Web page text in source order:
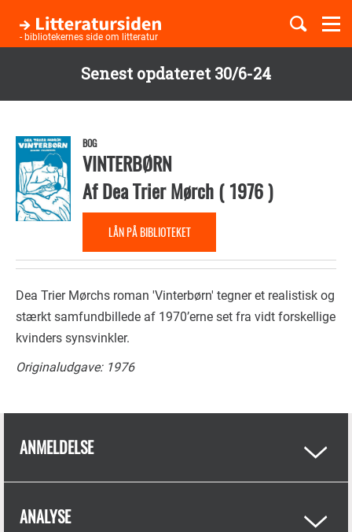
Senest opdateret 30/6-24
hovedindhold
- bibliotekernes side om litteratur
Børnebøger
Temaer
BOG
VINTERBØRN
AfDea Trier Mørch(1976)
LÅN PÅ BIBLIOTEKET
Dea Trier Mørchs roman 'Vinterbørn' tegner et realistisk og
stærkt samfundbillede af 1970’erne set fra vidt forskellige
kvinders synsvinkler.
Originaludgave: 1976
ANMELDELSE
ANALYSE